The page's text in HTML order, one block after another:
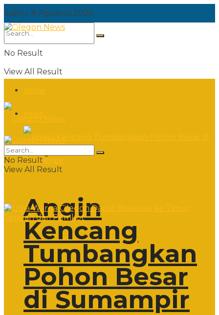
Sabtu, 8 Agustus 2026
No Result
View All Result
Angin
Kencang
Tumbangkan
Pohon Besar
di Sumampir
Sabtu, 8 Agustus 2026
No Result
View All Result